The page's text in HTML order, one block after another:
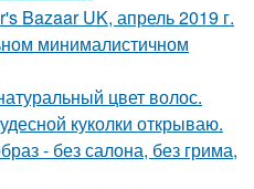
Bazaar UK, апрель 2019 г.
минималистичном
цвет волос.
куколки открываю.
- без салона, без грима,